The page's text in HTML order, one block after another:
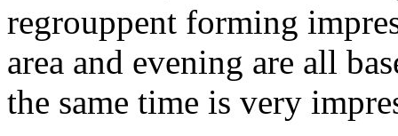
regrouppent forming
area and evening are all
the same time is very